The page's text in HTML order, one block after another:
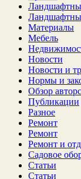
Материалы
Мебель
Новости
Новости и
Нормы и
Обзор
Публикации
Разное
Ремонт
Ремонт
Ремонт и
Садовое
Статьи
Статьи